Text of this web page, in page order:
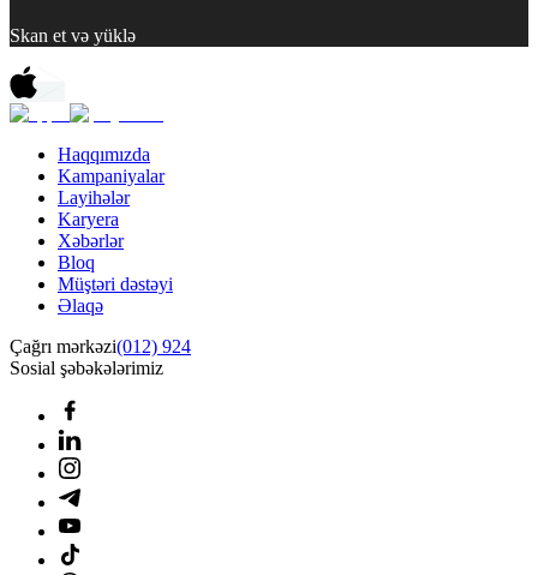
Skan et və yüklə
Haqqımızda
Kampaniyalar
Layihələr
Karyera
Xəbərlər
Bloq
Müştəri dəstəyi
Əlaqə
Çağrı mərkəzi(012) 924
Sosial şəbəkələrimiz